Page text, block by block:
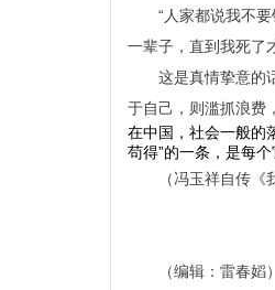
“人家都说我不
一辈子，直到我死了
这是真情挚意的
于自己，则滥抓浪费
在中国，社会一般的
苟得”的一条，是每
（冯玉祥自传《
（编辑：雷春嫍）